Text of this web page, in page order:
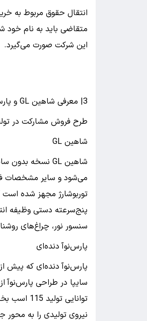
انتقال حقوق مربوط به
متقاضی باید به نام خود
این شرکت صورت می‌گیرد.
3| معرفی شاهین GL و پارس‌نوآ دنده‌ای
طرح فروش مشارکت در
شاهین GL
سنسور نور، چراغ‌های
پارس‌نوآ دنده‌ای
نیروی تولیدی را به